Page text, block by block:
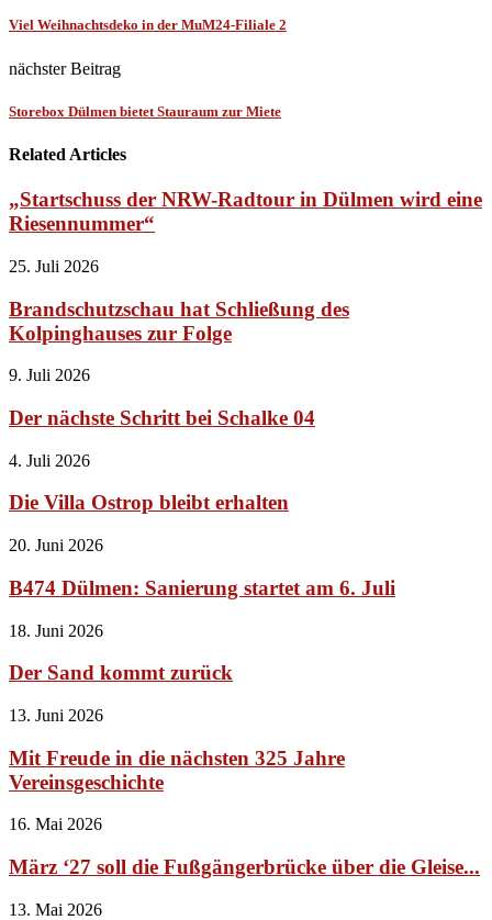
Viel Weihnachtsdeko in der MuM24-Filiale 2
nächster Beitrag
Storebox Dülmen bietet Stauraum zur Miete
Related Articles
„Startschuss der NRW-Radtour in Dülmen wird eine
Riesennummer“
25. Juli 2026
Brandschutzschau hat Schließung des
Kolpinghauses zur Folge
9. Juli 2026
Der nächste Schritt bei Schalke 04
4. Juli 2026
Die Villa Ostrop bleibt erhalten
20. Juni 2026
B474 Dülmen: Sanierung startet am 6. Juli
18. Juni 2026
Der Sand kommt zurück
13. Juni 2026
Mit Freude in die nächsten 325 Jahre
Vereinsgeschichte
16. Mai 2026
März ‘27 soll die Fußgängerbrücke über die Gleise...
13. Mai 2026